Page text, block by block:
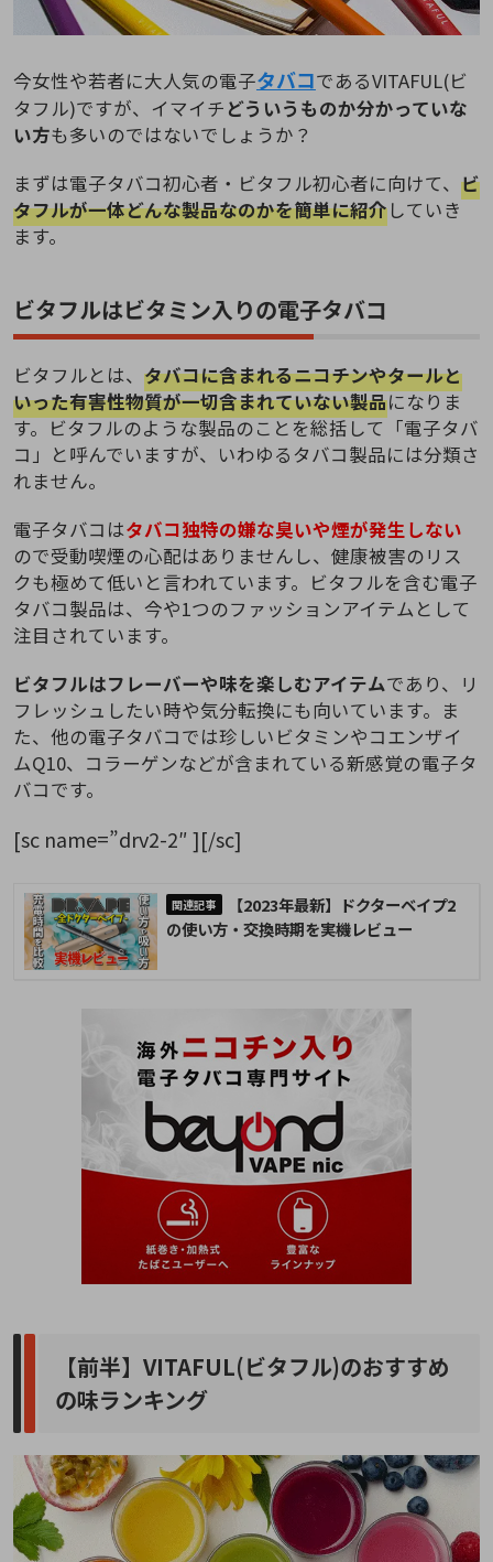
今女性や若者に大人気の電子タバコであるVITAFUL(ビ
タフル)ですが、イマイチ どういうものか分かっていな
い方も多いのではないでしょうか？
まずは電子タバコ初心者・ビタフル初心者に向けて、 ビ
タフルが一体どんな製品なのかを簡単に紹介していき
ます。
ビタフルはビタミン入りの電子タバコ
ビタフルとは、 タバコに含まれるニコチンやタールと
いった有害性物質が一切含まれていない製品になりま
す。ビタフルのような製品のことを総括して「電子タバ
コ」と呼んでいますが、いわゆるタバコ製品には分類さ
れません。
電子タバコはタバコ独特の嫌な臭いや煙が発生しない
ので受動喫煙の心配はありませんし、健康被害のリス
クも極めて低いと言われています。ビタフルを含む電子
タバコ製品は、今や1つのファッションアイテムとして
注目されています。
ビタフルはフレーバーや味を楽しむアイテムであり、リ
フレッシュしたい時や気分転換にも向いています。ま
た、他の電子タバコでは珍しいビタミンやコエンザイ
ムQ10、コラーゲンなどが含まれている新感覚の電子タ
バコです。
[sc name=”drv2-2″ ][/sc]
【2023年最新】ドクターベイプ2
の使い方・交換時期を実機レビュー
【前半】VITAFUL(ビタフル)のおすすめ
の味ランキング